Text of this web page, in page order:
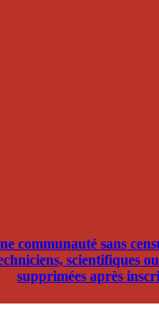
communauté sans
scientifiques
supprimées après